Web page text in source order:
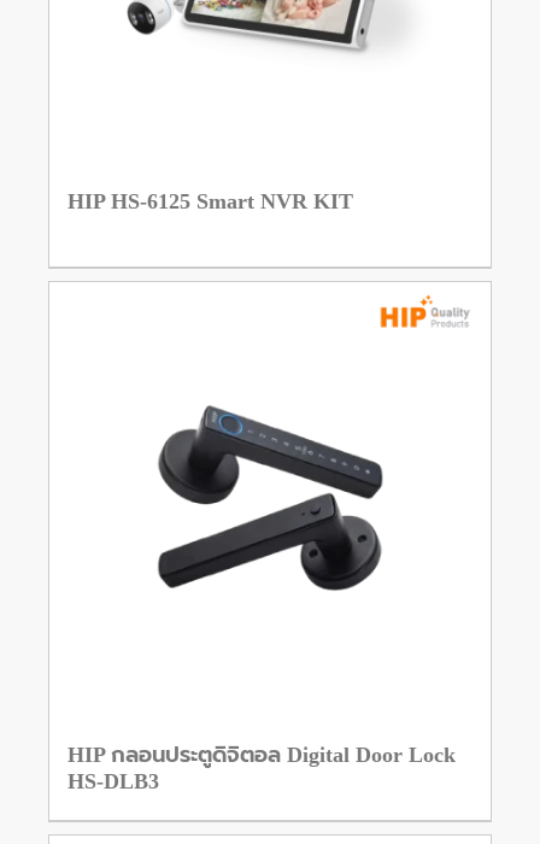
HIP HS-6125 Smart NVR KIT
HIP กลอนประตูดิจิตอล Digital Door Lock
HS-DLB3